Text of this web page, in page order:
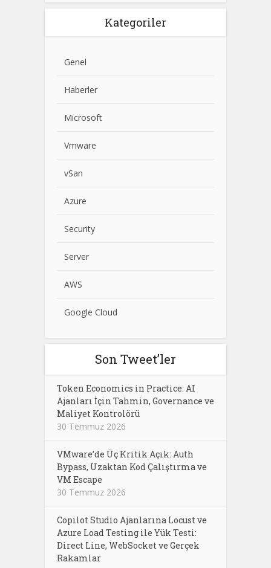
Kategoriler
Genel
Haberler
Microsoft
Vmware
vSan
Azure
Security
Server
AWS
Google Cloud
Son Tweet’ler
Token Economics in Practice: AI
Ajanları İçin Tahmin, Governance ve
Maliyet Kontrolörü
30 Temmuz 2026
VMware’de Üç Kritik Açık: Auth
Bypass, Uzaktan Kod Çalıştırma ve
VM Escape
30 Temmuz 2026
Copilot Studio Ajanlarına Locust ve
Azure Load Testing ile Yük Testi:
Direct Line, WebSocket ve Gerçek
Rakamlar